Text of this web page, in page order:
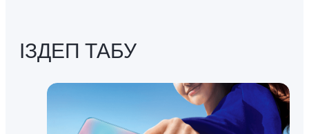
ІЗДЕП ТАБУ